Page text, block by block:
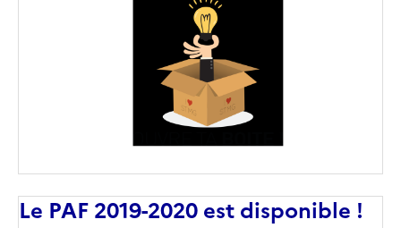
Le PAF 2019-2020 est disponible !